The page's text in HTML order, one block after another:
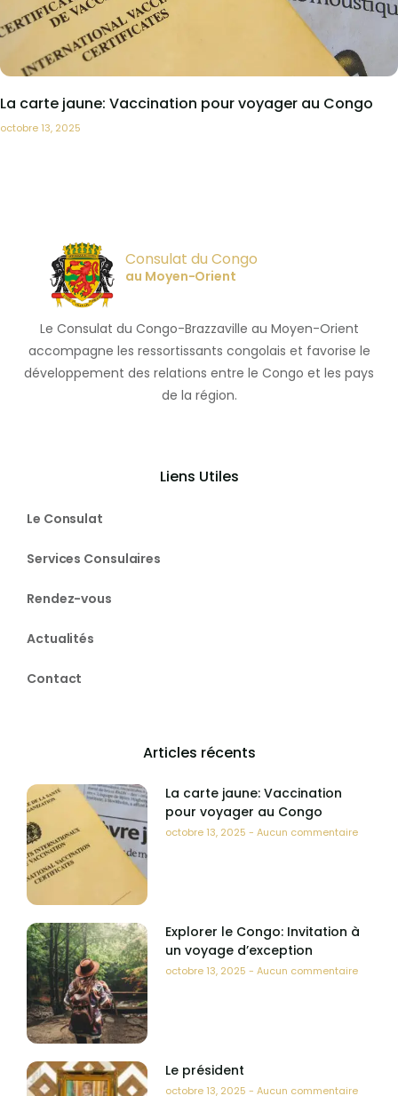
La carte jaune: Vaccination pour voyager au Congo
octobre 13, 2025
Consulat du Congo
au Moyen-Orient
Le Consulat du Congo-Brazzaville au Moyen-Orient
accompagne les ressortissants congolais et favorise le
développement des relations entre le Congo et les pays
de la région.
Liens Utiles
Le Consulat
Services Consulaires
Rendez-vous
Actualités
Contact
Articles récents
La carte jaune: Vaccination
pour voyager au Congo
octobre 13, 2025 Aucun commentaire
Explorer le Congo: Invitation à
un voyage d’exception
octobre 13, 2025 Aucun commentaire
Le président
octobre 13, 2025 Aucun commentaire